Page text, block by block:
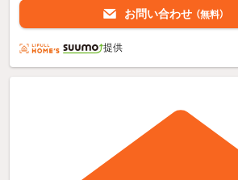
お問い合わせ （無料）
提供